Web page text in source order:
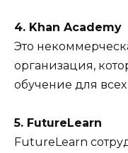
4. Khan Academy
Это
организация,
обучение для
5. FutureLearn
FutureLearn